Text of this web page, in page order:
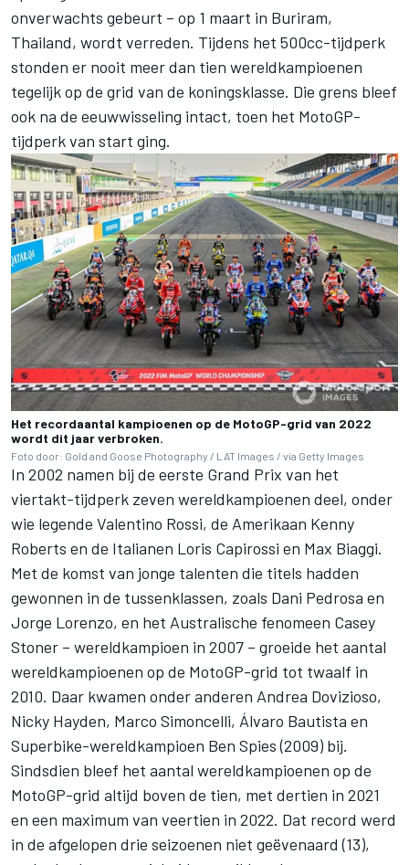
onverwachts gebeurt – op 1 maart in Buriram,
Thailand, wordt verreden. Tijdens het 500cc-tijdperk
stonden er nooit meer dan tien wereldkampioenen
tegelijk op de grid van de koningsklasse. Die grens bleef
ook na de eeuwwisseling intact, toen het MotoGP-
tijdperk van start ging.
Het recordaantal kampioenen op de MotoGP-grid van 2022
wordt dit jaar verbroken.
Foto door: Gold and Goose Photography / LAT Images / via Getty Images
In 2002 namen bij de eerste Grand Prix van het
viertakt-tijdperk zeven wereldkampioenen deel, onder
wie legende Valentino Rossi, de Amerikaan Kenny
Roberts en de Italianen Loris Capirossi en Max Biaggi.
Met de komst van jonge talenten die titels hadden
gewonnen in de tussenklassen, zoals Dani Pedrosa en
Jorge Lorenzo, en het Australische fenomeen Casey
Stoner – wereldkampioen in 2007 – groeide het aantal
wereldkampioenen op de MotoGP-grid tot twaalf in
2010. Daar kwamen onder anderen Andrea Dovizioso,
Nicky Hayden, Marco Simoncelli, Álvaro Bautista en
Superbike-wereldkampioen Ben Spies (2009) bij.
Sindsdien bleef het aantal wereldkampioenen op de
MotoGP-grid altijd boven de tien, met dertien in 2021
en een maximum van veertien in 2022. Dat record werd
in de afgelopen drie seizoenen niet geëvenaard (13),